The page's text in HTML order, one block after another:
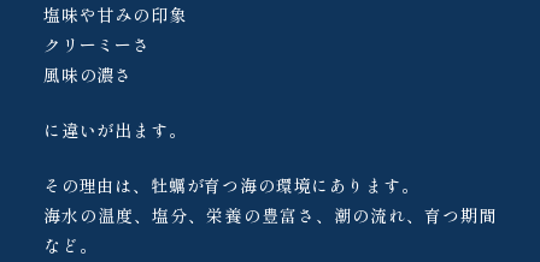
塩味や甘みの印象
クリーミーさ
風味の濃さ
に違いが出ます。
その理由は、牡蠣が育つ海の環境にあります。
海水の温度、塩分、栄養の豊富さ、潮の流れ、育つ期間
など。